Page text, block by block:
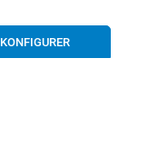
KONFIGURER